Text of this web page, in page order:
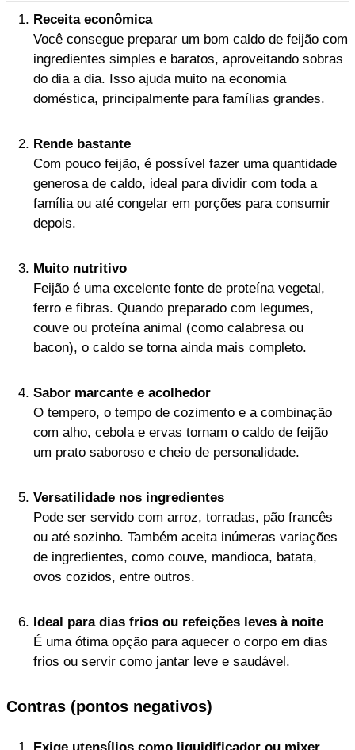
Receita econômica
Você consegue preparar um bom caldo de feijão com
ingredientes simples e baratos, aproveitando sobras
do dia a dia. Isso ajuda muito na economia
doméstica, principalmente para famílias grandes.
Rende bastante
Com pouco feijão, é possível fazer uma quantidade
generosa de caldo, ideal para dividir com toda a
família ou até congelar em porções para consumir
depois.
Muito nutritivo
Feijão é uma excelente fonte de proteína vegetal,
ferro e fibras. Quando preparado com legumes,
couve ou proteína animal (como calabresa ou
bacon), o caldo se torna ainda mais completo.
Sabor marcante e acolhedor
O tempero, o tempo de cozimento e a combinação
com alho, cebola e ervas tornam o caldo de feijão
um prato saboroso e cheio de personalidade.
Versatilidade nos ingredientes
Pode ser servido com arroz, torradas, pão francês
ou até sozinho. Também aceita inúmeras variações
de ingredientes, como couve, mandioca, batata,
ovos cozidos, entre outros.
Ideal para dias frios ou refeições leves à noite
É uma ótima opção para aquecer o corpo em dias
frios ou servir como jantar leve e saudável.
Contras (pontos negativos)